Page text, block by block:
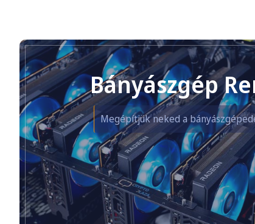
Bányászgép
Megépítjük neked a